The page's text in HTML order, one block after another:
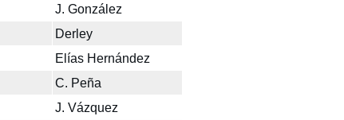
J. González
Derley
Elías Hernández
C. Peña
J. Vázquez